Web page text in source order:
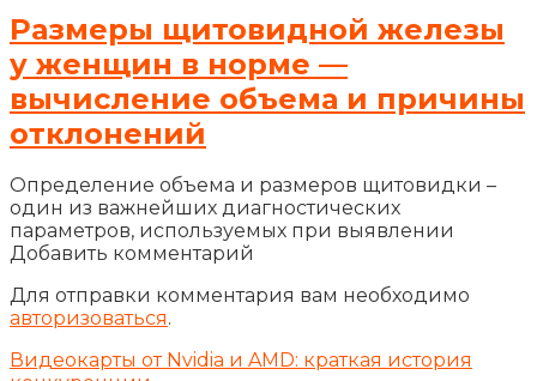
Размеры щитовидной железы
у женщин в норме —
вычисление объема и причины
отклонений
Определение объема и размеров щитовидки –
один из важнейших диагностических
параметров, используемых при выявлении
Добавить комментарий
Для отправки комментария вам необходимо
авторизоваться.
Видеокарты от Nvidia и AMD: краткая история